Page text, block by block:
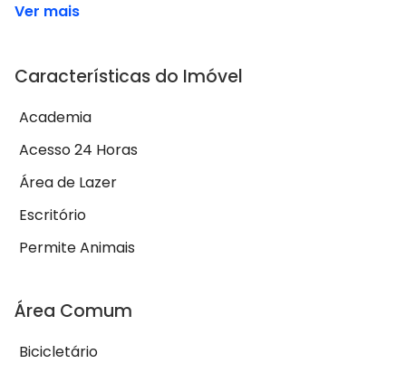
Ver mais
Características do Imóvel
Academia
Acesso 24 Horas
Área de Lazer
Escritório
Permite Animais
Área Comum
Bicicletário